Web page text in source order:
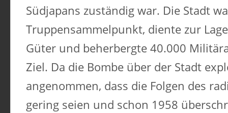
Südjapans zuständig war. Die Stadt
Truppensammelpunkt, diente zur
Güter und beherbergte 40.000
Ziel. Da die Bombe über der Stadt
angenommen, dass die Folgen des
gering seien und schon 1958